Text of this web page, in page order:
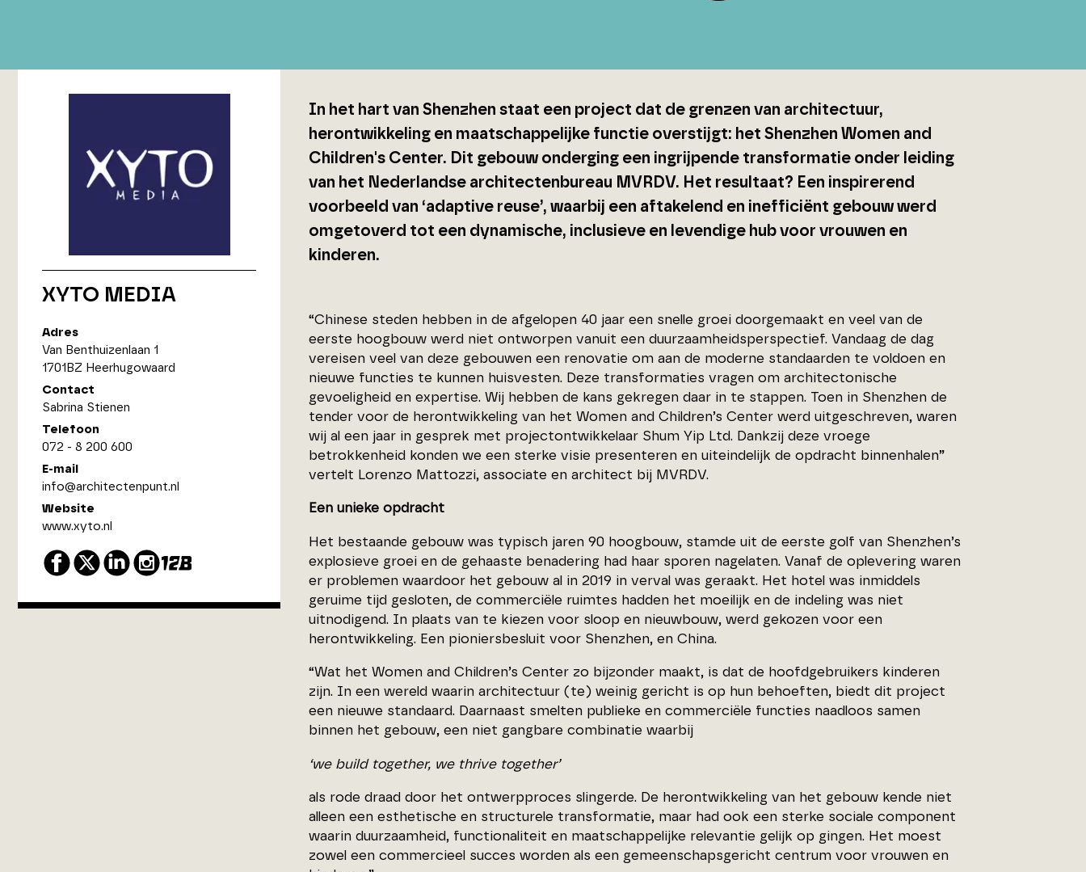
XYTO MEDIA
Adres
Van Benthuizenlaan 1
1701BZ Heerhugowaard
Contact
Sabrina Stienen
Telefoon
072 - 8 200 600
E-mail
info@architectenpunt.nl
Website
www.xyto.nl
In het hart van Shenzhen staat een project dat de grenzen van architectuur,
herontwikkeling en maatschappelijke functie overstijgt: het Shenzhen Women and
Children's Center. Dit gebouw onderging een ingrijpende transformatie onder leiding
van het Nederlandse architectenbureau MVRDV. Het resultaat? Een inspirerend
voorbeeld van ‘adaptive reuse’, waarbij een aftakelend en inefficiënt gebouw werd
omgetoverd tot een dynamische, inclusieve en levendige hub voor vrouwen en
kinderen.
“Chinese steden hebben in de afgelopen 40 jaar een snelle groei doorgemaakt en veel van de
eerste hoogbouw werd niet ontworpen vanuit een duurzaamheidsperspectief. Vandaag de dag
vereisen veel van deze gebouwen een renovatie om aan de moderne standaarden te voldoen en
nieuwe functies te kunnen huisvesten. Deze transformaties vragen om architectonische
gevoeligheid en expertise. Wij hebben de kans gekregen daar in te stappen. Toen in Shenzhen de
tender voor de herontwikkeling van het Women and Children’s Center werd uitgeschreven, waren
wij al een jaar in gesprek met projectontwikkelaar Shum Yip Ltd. Dankzij deze vroege
betrokkenheid konden we een sterke visie presenteren en uiteindelijk de opdracht binnenhalen”
vertelt Lorenzo Mattozzi, associate en architect bij MVRDV.
Een unieke opdracht
Het bestaande gebouw was typisch jaren 90 hoogbouw, stamde uit de eerste golf van Shenzhen’s
explosieve groei en de gehaaste benadering had haar sporen nagelaten. Vanaf de oplevering waren
er problemen waardoor het gebouw al in 2019 in verval was geraakt. Het hotel was inmiddels
geruime tijd gesloten, de commerciële ruimtes hadden het moeilijk en de indeling was niet
uitnodigend. In plaats van te kiezen voor sloop en nieuwbouw, werd gekozen voor een
herontwikkeling. Een pioniersbesluit voor Shenzhen, en China.
“Wat het Women and Children’s Center zo bijzonder maakt, is dat de hoofdgebruikers kinderen
zijn. In een wereld waarin architectuur (te) weinig gericht is op hun behoeften, biedt dit project
een nieuwe standaard. Daarnaast smelten publieke en commerciële functies naadloos samen
binnen het gebouw, een niet gangbare combinatie waarbij
‘we build together, we thrive together’
als rode draad door het ontwerpproces slingerde. De herontwikkeling van het gebouw kende niet
alleen een esthetische en structurele transformatie, maar had ook een sterke sociale component
waarin duurzaamheid, functionaliteit en maatschappelijke relevantie gelijk op gingen. Het moest
zowel een commercieel succes worden als een gemeenschapsgericht centrum voor vrouwen en